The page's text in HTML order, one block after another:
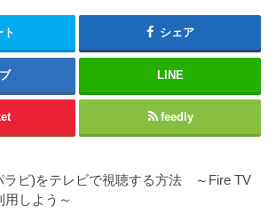
ト シェア
LINE
feedly
ラビ)をテレビで視聴する方法 ～Fire TV
用しよう～